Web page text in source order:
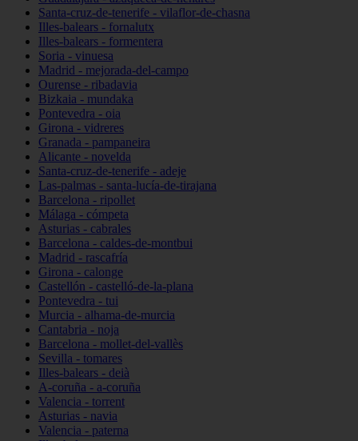
Santa-cruz-de-tenerife - vilaflor-de-chasna
Illes-balears - fornalutx
Illes-balears - formentera
Soria - vinuesa
Madrid - mejorada-del-campo
Ourense - ribadavia
Bizkaia - mundaka
Pontevedra - oia
Girona - vidreres
Granada - pampaneira
Alicante - novelda
Santa-cruz-de-tenerife - adeje
Las-palmas - santa-lucía-de-tirajana
Barcelona - ripollet
Málaga - cómpeta
Asturias - cabrales
Barcelona - caldes-de-montbui
Madrid - rascafría
Girona - calonge
Castellón - castelló-de-la-plana
Pontevedra - tui
Murcia - alhama-de-murcia
Cantabria - noja
Barcelona - mollet-del-vallès
Sevilla - tomares
Illes-balears - deià
A-coruña - a-coruña
Valencia - torrent
Asturias - navia
Valencia - paterna